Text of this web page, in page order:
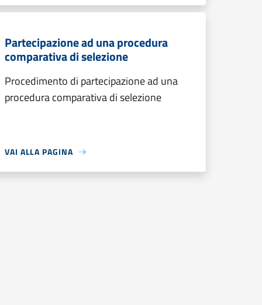
Partecipazione ad una procedura
comparativa di selezione
Procedimento di partecipazione ad una
procedura comparativa di selezione
VAI ALLA PAGINA